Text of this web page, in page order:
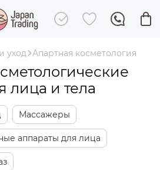
уход Апартная косметология
лица и тела
Массажеры
аппараты для лица